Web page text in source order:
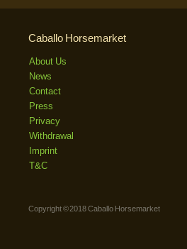
Caballo Horsemarket
About Us
News
Contact
Press
Privacy
Withdrawal
Imprint
T&C
Copyright © 2018 Caballo Horsemarket